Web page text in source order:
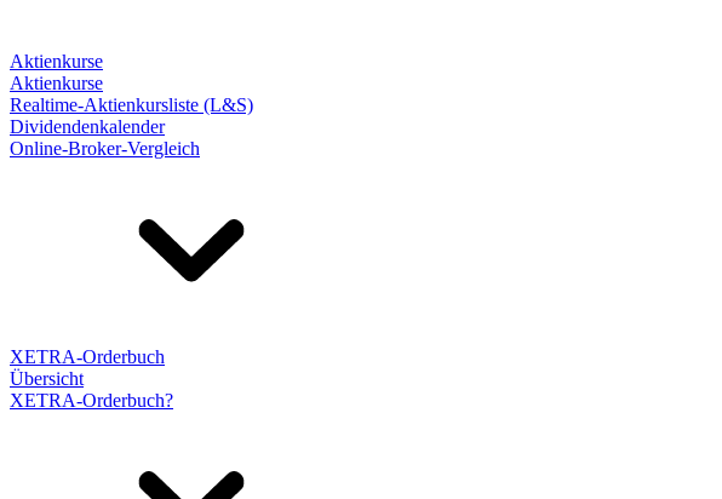
Aktienkurse
Aktienkurse
Realtime-Aktienkursliste (L&S)
Dividendenkalender
Online-Broker-Vergleich
XETRA-Orderbuch
Übersicht
XETRA-Orderbuch?